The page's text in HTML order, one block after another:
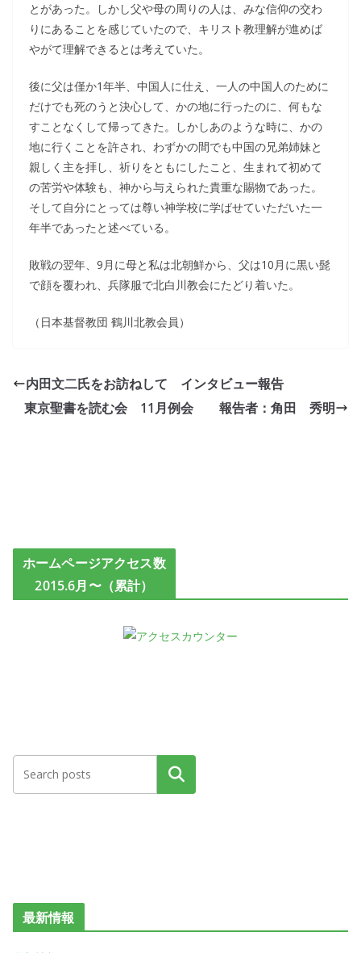
とがあった。しかし父や母の周りの人は、みな信仰の交わ
りにあることを感じていたので、キリスト教理解が進めば
やがて理解できるとは考えていた。
後に父は僅か1年半、中国人に仕え、一人の中国人のために
だけでも死のうと決心して、かの地に行ったのに、何もな
すことなくして帰ってきた。しかしあのような時に、かの
地に行くことを許され、わずかの間でも中国の兄弟姉妹と
親しく主を拝し、祈りをともにしたこと、生まれて初めて
の苦労や体験も、神から与えられた貴重な賜物であった。
そして自分にとっては尊い神学校に学ばせていただいた一
年半であったと述べている。
敗戦の翌年、9月に母と私は北朝鮮から、父は10月に黒い髭
で顔を覆われ、兵隊服で北白川教会にたどり着いた。
（日本基督教団 鶴川北教会員）
内田文二氏をお訪ねして インタビュー報告
東京聖書を読む会 11月例会 報告者：角田 秀明
ホームページアクセス数
2015.6月〜（累計）
検索
最新情報